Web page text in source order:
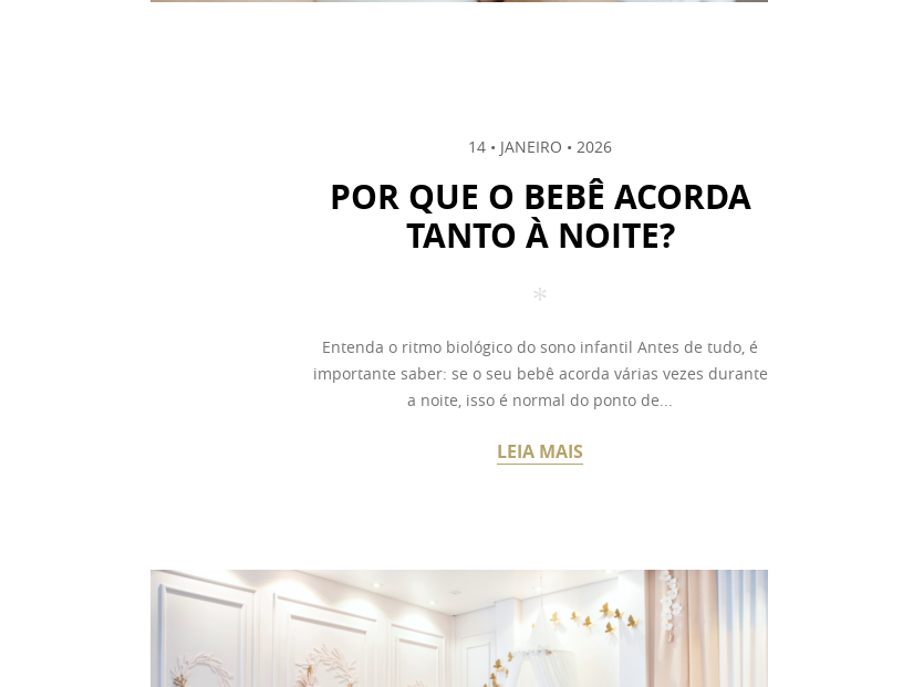
14 • JANEIRO • 2026
POR QUE O BEBÊ ACORDA
TANTO À NOITE?
Entenda o ritmo biológico do sono infantil Antes de tudo, é
importante saber: se o seu bebê acorda várias vezes durante
a noite, isso é normal do ponto de...
LEIA MAIS